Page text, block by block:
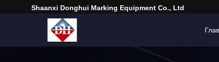
Shaanxi Donghui Marking Equipment Co., Ltd